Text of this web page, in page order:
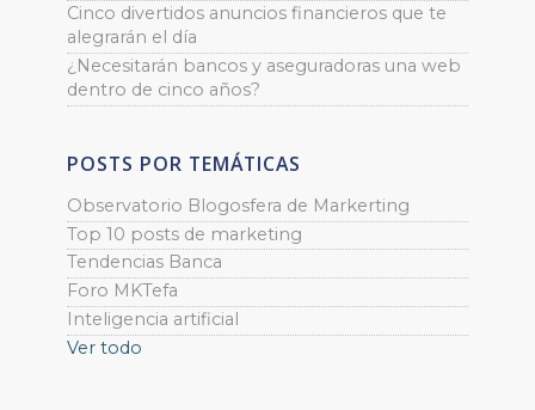
Cinco divertidos anuncios financieros que te
alegrarán el día
¿Necesitarán bancos y aseguradoras una web
dentro de cinco años?
POSTS POR TEMÁTICAS
Observatorio Blogosfera de Markerting
Top 10 posts de marketing
Tendencias Banca
Foro MKTefa
Inteligencia artificial
Ver todo